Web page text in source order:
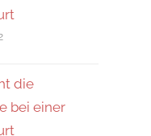
die
bei einer